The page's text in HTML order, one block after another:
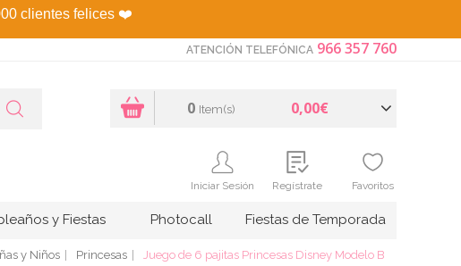
clientes felices ❤️
ATENCIÓN TELEFÓNICA 966 357 760
0 Item(s) 0,00€
Iniciar Sesión Regístrate Favoritos
y Fiestas Photocall Fiestas de Temporada
y Niños Princesas Juego de 6 pajitas Princesas Disney Modelo B